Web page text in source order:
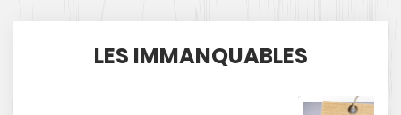
LES IMMANQUABLES